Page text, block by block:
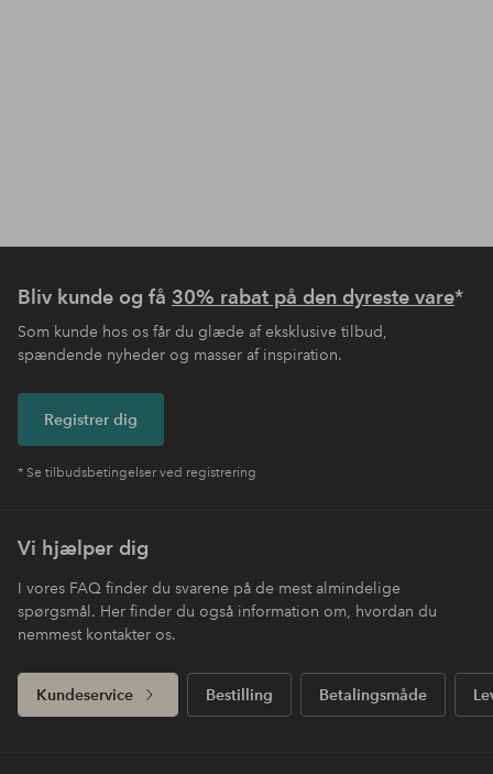
Bliv kunde og få 30% rabat på den dyreste vare*
Som kunde hos os får du glæde af eksklusive tilbud,
spændende nyheder og masser af inspiration.
Registrer dig
* Se tilbudsbetingelser ved registrering
Vi hjælper dig
I vores FAQ finder du svarene på de mest almindelige
spørgsmål. Her finder du også information om, hvordan du
nemmest kontakter os.
Kundeservice Bestilling Betalingsmåde